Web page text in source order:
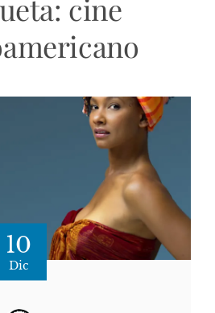
cine
10
Dic